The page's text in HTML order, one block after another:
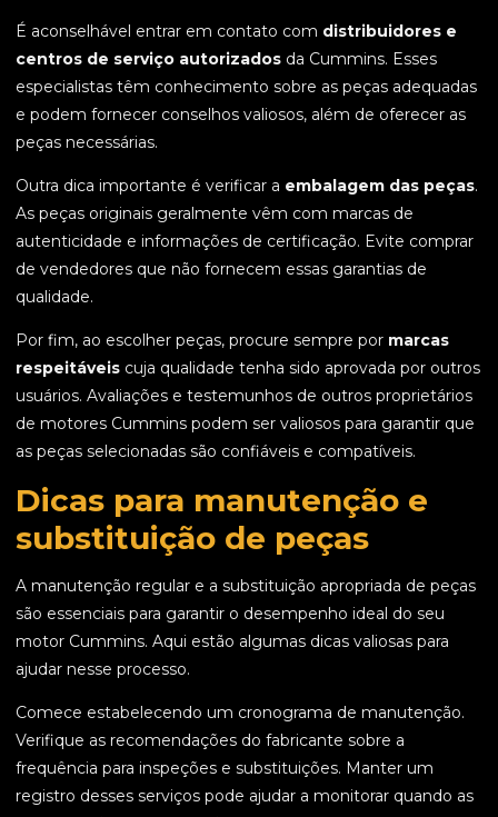
É aconselhável entrar em contato com distribuidores e
centros de serviço autorizados da Cummins. Esses
especialistas têm conhecimento sobre as peças adequadas
e podem fornecer conselhos valiosos, além de oferecer as
peças necessárias.
Outra dica importante é verificar a embalagem das peças.
As peças originais geralmente vêm com marcas de
autenticidade e informações de certificação. Evite comprar
de vendedores que não fornecem essas garantias de
qualidade.
Por fim, ao escolher peças, procure sempre por marcas
respeitáveis cuja qualidade tenha sido aprovada por outros
usuários. Avaliações e testemunhos de outros proprietários
de motores Cummins podem ser valiosos para garantir que
as peças selecionadas são confiáveis e compatíveis.
Dicas para manutenção e
substituição de peças
A manutenção regular e a substituição apropriada de peças
são essenciais para garantir o desempenho ideal do seu
motor Cummins. Aqui estão algumas dicas valiosas para
ajudar nesse processo.
Comece estabelecendo um cronograma de manutenção.
Verifique as recomendações do fabricante sobre a
frequência para inspeções e substituições. Manter um
registro desses serviços pode ajudar a monitorar quando as